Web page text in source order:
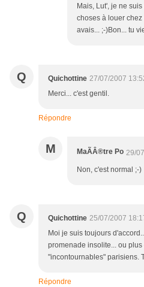
Mais, Lut', je ne
choses à louer
avais... ;-)Bon... tu
Q Quichottine 27/07/2007
Merci... c'est gentil.
Répondre
M MaÃÂ®tre Po 29/
Non, c'est normal ;-)
Q Quichottine 25/07/2007
Moi je suis toujours
promenade insolite... ou
"incontournables" parisiens.
Répondre